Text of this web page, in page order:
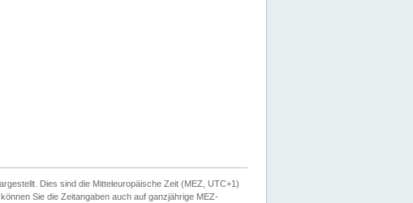
Dies sind die Mitteleuropäische Zeit (MEZ, UTC+1)
können Sie die Zeitangaben auch auf ganzjährige MEZ-